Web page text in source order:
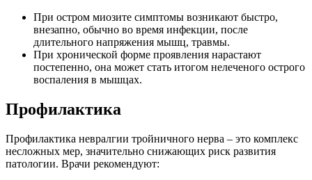
При остром миозите симптомы возникают быстро,
внезапно, обычно во время инфекции, после
длительного напряжения мышц, травмы.
При хронической форме проявления нарастают
постепенно, она может стать итогом нелеченого острого
воспаления в мышцах.
Профилактика
Профилактика невралгии тройничного нерва – это комплекс
несложных мер, значительно снижающих риск развития
патологии. Врачи рекомендуют: